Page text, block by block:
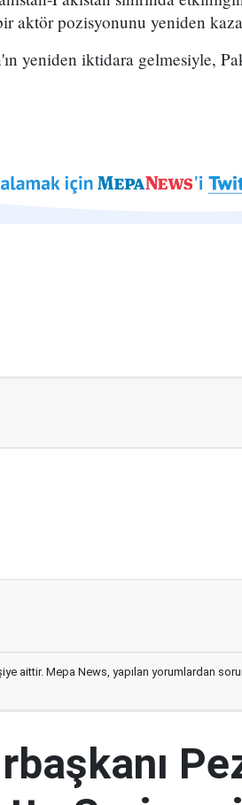
aktör pozisyonunu yeniden
yeniden iktidara gelmesiyle,
aittir. Mepa News, yapılan yorumlardan